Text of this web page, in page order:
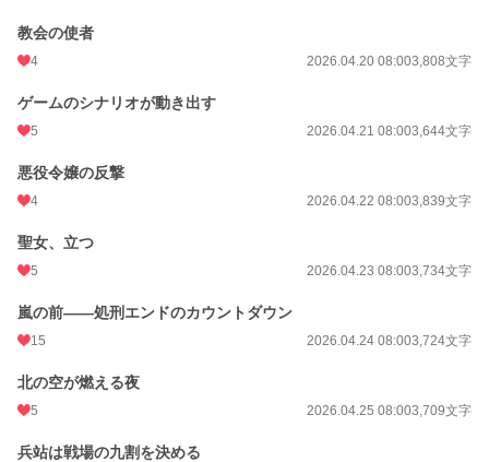
教会の使者
4 2026.04.20 08:003,808文字
ゲームのシナリオが動き出す
5 2026.04.21 08:003,644文字
悪役令嬢の反撃
4 2026.04.22 08:003,839文字
聖女、立つ
5 2026.04.23 08:003,734文字
嵐の前——処刑エンドのカウントダウン
15 2026.04.24 08:003,724文字
北の空が燃える夜
5 2026.04.25 08:003,709文字
兵站は戦場の九割を決める